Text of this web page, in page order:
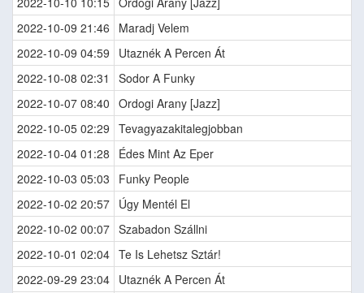
2022-10-09 21:46
Maradj Velem
2022-10-09 04:59
Utaznék A Percen Át
2022-10-08 02:31
Sodor A Funky
2022-10-07 08:40 Ordogi Arany [Jazz]
2022-10-05 02:29 Tevagyazakitalegjobban
2022-10-04 01:28
Édes Mint Az Eper
2022-10-03 05:03
Funky People
2022-10-02 20:57 Úgy Mentél El
2022-10-02 00:07 Szabadon Szállni
2022-10-01 02:04 Te Is Lehetsz Sztár!
2022-09-29 23:04 Utaznék A Percen Át